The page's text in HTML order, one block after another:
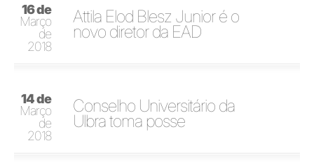
16 de
Março
de
2018
Attila Elod Blesz Junior é o
novo diretor da EAD
14 de
Março
de
2018
Conselho Universitário da
Ulbra toma posse